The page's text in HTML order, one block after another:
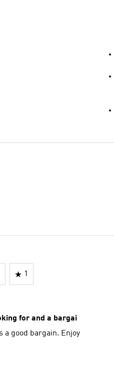
1
for and a bargai
a good bargain. Enjoy